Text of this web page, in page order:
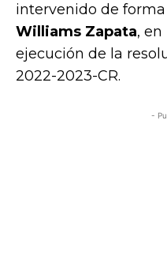
intervenido de
Williams Zapata,
ejecución de la
2022-2023-CR.
-